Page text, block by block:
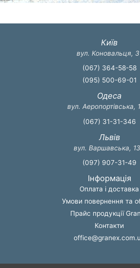
Київ
вул. Коновальця,
(067) 364-58-58
(095) 500-69-01
Одеса
вул. Аеропортівська,
(067) 31-31-346
Львів
вул. Варшавська,
(097) 907-31-49
Інформація
Оплата і доставка
Умови повернення та
Прайс продукції
Контакти